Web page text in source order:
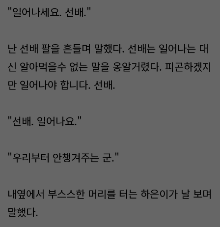
"일어나세요. 선배."
난 선배 팔을 흔들며 말했다. 선배는 일어나는 대
신 알아먹을수 없는 말을 옹알거렸다. 피곤하겠지
만 일어나야 합니다. 선배.
"선배. 일어나요."
"우리부터 안챙겨주는 군."
내옆에서 부스스한 머리를 터는 하은이가 날 보며
말했다.